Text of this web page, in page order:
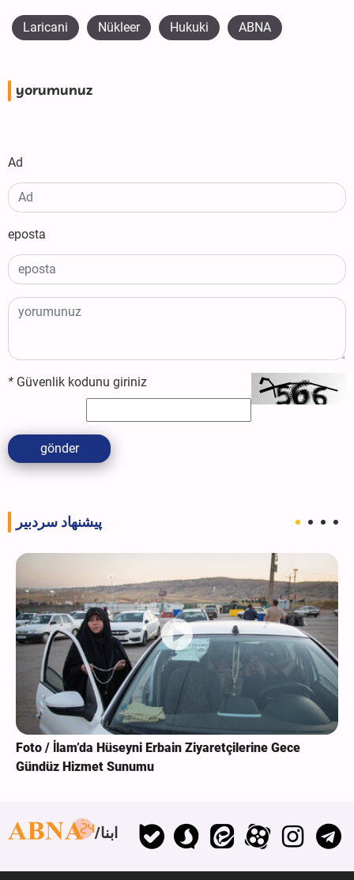
Laricani Nükleer Hukuki ABNA
yorumunuz
Ad
eposta
* Güvenlik kodunu giriniz
gönder
پیشنهاد سردبیر
Foto / İlam’da Hüseyni Erbain Ziyaretçilerine Gece
Gündüz Hizmet Sunumu
ابنا